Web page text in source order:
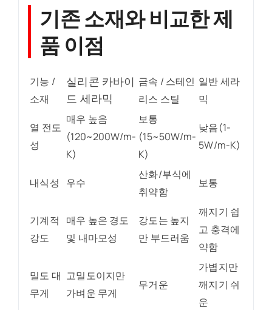
기존 소재와 비교한 제
품 이점
기능 /
소재
실리콘 카바이
드 세라믹
금속 / 스테인
리스 스틸
일반 세라
믹
열 전도
성
매우 높음
(120~200W/m-
K)
보통
(15~50W/m-
K)
낮음(1-
5W/m-K)
내식성 우수
산화/부식에
취약함
보통
기계적
강도
매우 높은 경도
및 내마모성
강도는 높지
만 부드러움
깨지기 쉽
고 충격에
약함
밀도 대
무게
고밀도이지만
가벼운 무게
무거운
가볍지만
깨지기 쉬
운